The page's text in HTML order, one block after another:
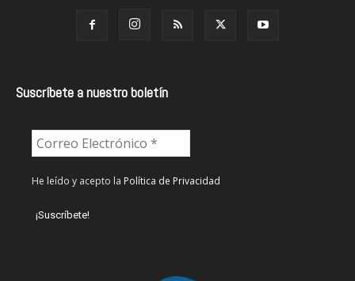
Suscríbete a nuestro boletín
He leído y acepto la Política de Privacidad